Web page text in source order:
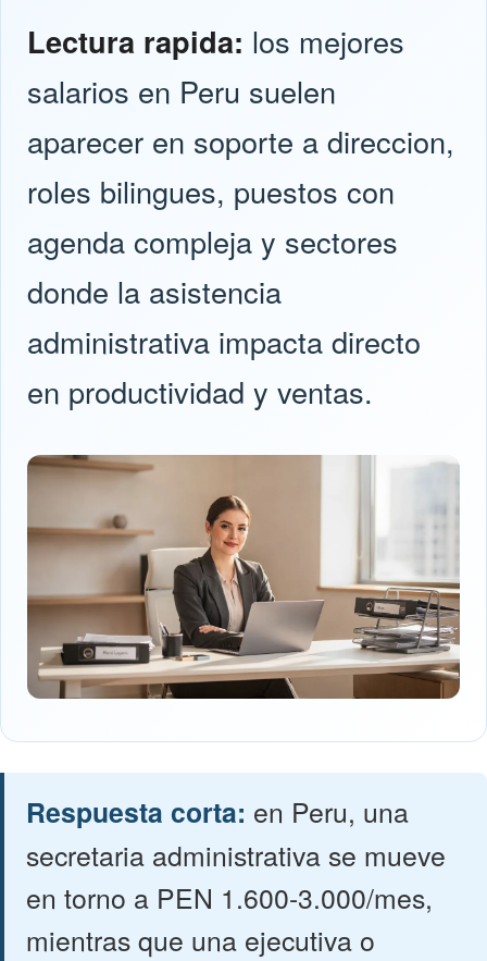
Lectura rapida: los mejores
salarios en Peru suelen
aparecer en soporte a direccion,
roles bilingues, puestos con
agenda compleja y sectores
donde la asistencia
administrativa impacta directo
en productividad y ventas.
Respuesta corta: en Peru, una
secretaria administrativa se mueve
en torno a PEN 1.600-3.000/mes,
mientras que una ejecutiva o